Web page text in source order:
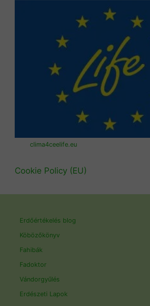
clima4ceelife.eu
Cookie Policy (EU)
Erdőértékelés blog
Köbözőkönyv
Fahibák
Fadoktor
Vándorgyűlés
Erdészeti Lapok